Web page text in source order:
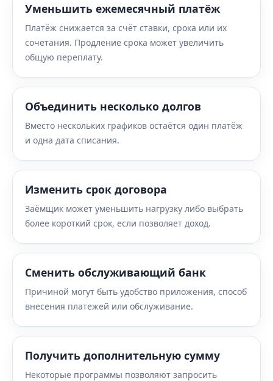
Уменьшить ежемесячный платёж
Платёж снижается за счёт ставки, срока или их
сочетания. Продление срока может увеличить
общую переплату.
Объединить несколько долгов
Вместо нескольких графиков остаётся один платёж
и одна дата списания.
Изменить срок договора
Заёмщик может уменьшить нагрузку либо выбрать
более короткий срок, если позволяет доход.
Сменить обслуживающий банк
Причиной могут быть удобство приложения, способ
внесения платежей или обслуживание.
Получить дополнительную сумму
Некоторые программы позволяют запросить